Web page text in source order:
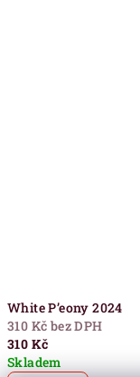
White P’eony 2024
310 Kč bez DPH
310 Kč
Skladem